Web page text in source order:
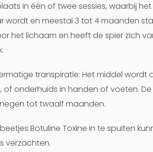
in één of twee sessies, waarbij
wordt en meestal 3 tot 4 maanden
het lichaam en heeft de spier zich
transpiratie: Het middel wordt
onderhuids in handen of voeten.
tot twaalf maanden.
Botuline Toxine in te spuiten
verzachten.